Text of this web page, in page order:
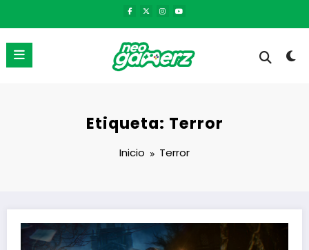
contenido
Etiqueta: Terror
Inicio Terror